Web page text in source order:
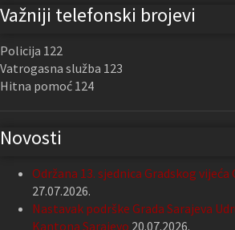
Važniji telefonski brojevi
Policija 122
Vatrogasna služba 123
Hitna pomoć 124
Novosti
Održana 13. sjednica Gradskog vijeća
27.07.2026.
Nastavak podrške Grada Sarajeva
Kantona Sarajevo 20.07.2026.